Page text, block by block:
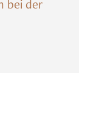
bei der